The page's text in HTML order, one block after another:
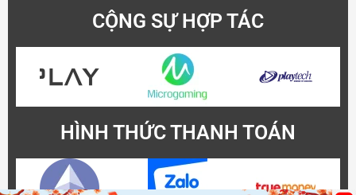
CỘNG SỰ HỢP TÁC
HÌNH THỨC THANH TOÁN